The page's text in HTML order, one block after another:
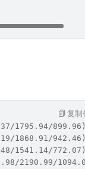
2190.99/
复制